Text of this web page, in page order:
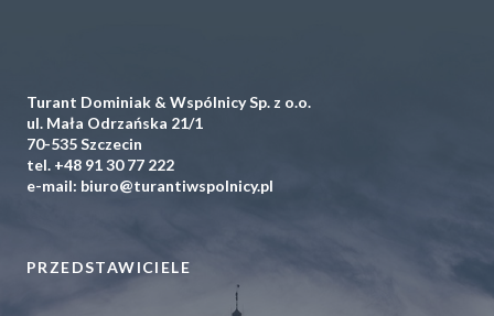
Turant Dominiak & Wspólnicy Sp. z o.o.
ul. Mała Odrzańska 21/1
70-535 Szczecin
tel. +48 91 30 77 222
e-mail: biuro@turantiwspolnicy.pl
PRZEDSTAWICIELE